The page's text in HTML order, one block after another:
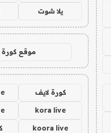
يلا شوت
موقع كورة
كورة لايف
kora live
koora live